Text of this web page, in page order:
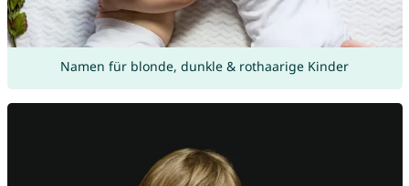
Namen für blonde, dunkle & rothaarige Kinder